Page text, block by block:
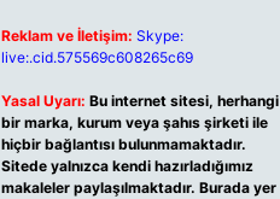
Reklam ve İletişim: Skype:
live:.cid.575569c608265c69
Yasal Uyarı: Bu internet sitesi, herhangi
bir marka, kurum veya şahıs şirketi ile
hiçbir bağlantısı bulunmamaktadır.
Sitede yalnızca kendi hazırladığımız
makaleler paylaşılmaktadır. Burada yer